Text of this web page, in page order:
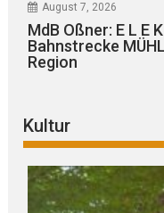
August 7, 2026
MdB Oßner: E L E
Bahnstrecke
Region
Kultur